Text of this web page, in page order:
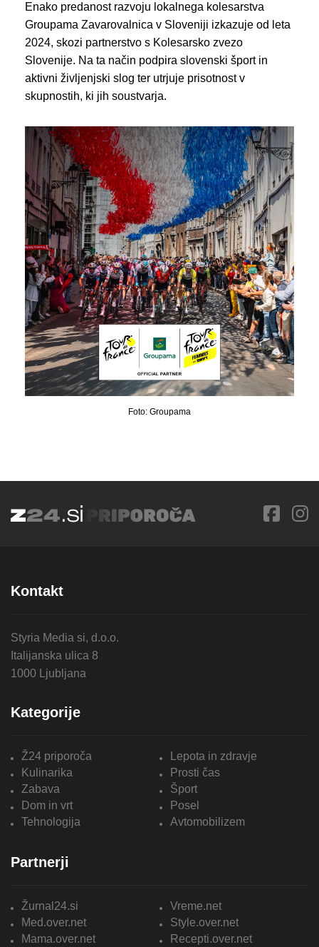
Enako predanost razvoju lokalnega kolesarstva
Groupama Zavarovalnica v Sloveniji izkazuje od leta
2024, skozi partnerstvo s Kolesarsko zvezo
Slovenije. Na ta način podpira slovenski šport in
aktivni življenjski slog ter utrjuje prisotnost v
skupnostih, ki jih soustvarja.
Foto: Groupama
Kontakt
Styria Media si, d.o.o.
Italijanska ulica 8
1000 Ljubljana
Kategorije
Ž24 priporoča
Lepota in zdravje
Kulinarika
Prosti čas
Zabava
Šport
Dom in vrt
Posel
Tehnologija
Avtomobilizem
Partnerji
Žurnal24.si
Vreme.net
Med.over.net
Style.over.net
Mama.over.net
Recepti.over.net